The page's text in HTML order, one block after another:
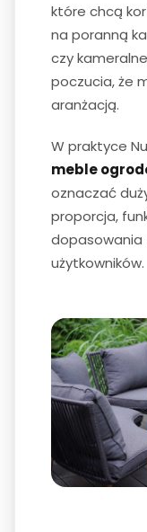
które chcą
na poranną
czy
poczucia, że
aranżacją.
W praktyce
meble
oznaczać
proporcja,
dopasowania
użytkowników.